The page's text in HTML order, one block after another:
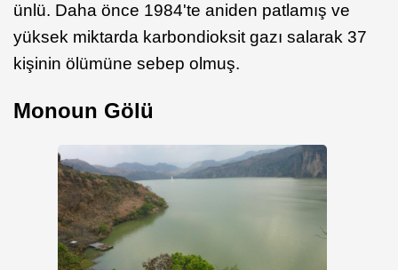
ünlü. Daha önce 1984'te aniden patlamış ve
yüksek miktarda karbondioksit gazı salarak 37
kişinin ölümüne sebep olmuş.
Monoun Gölü